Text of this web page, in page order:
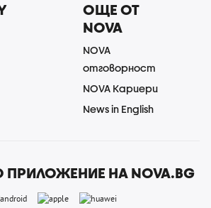
ОЩЕ ОТ
NOVA
NOVA
отговорност
NOVA Кариери
News in English
НА NOVA.BG